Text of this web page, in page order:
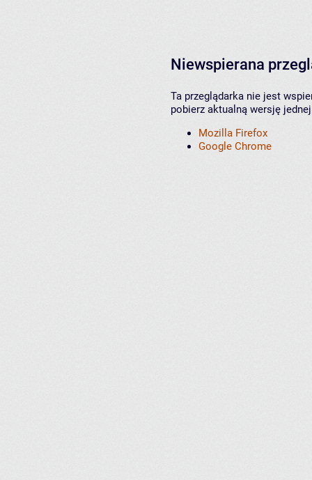
Niewspierana
Ta przeglądarka nie jest
pobierz aktualną wersję
Mozilla Firefox
Google Chrome